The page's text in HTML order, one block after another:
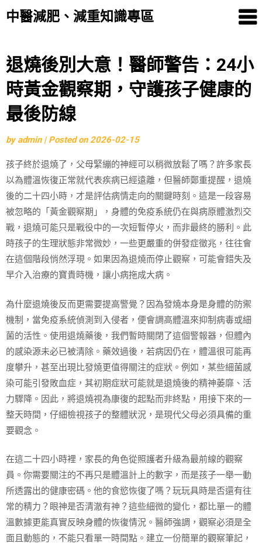
中醫減肥、減重知識專區
Skip
to
content
退燒後別大意！醫師警告：24小
時黃金觀察期，守護孩子健康的
最後防線
byadmin | Posted on2026-02-15
孩子終於退燒了，父母緊繃的神經可以稍微放鬆了嗎？許多家長
以為體溫恢復正常就代表疾病已經遠離，但醫師鄭重提醒，退燒
後的二十四小時，才是評估病情走向的關鍵時刻。這是一段容易
被忽略的「黃金觀察期」，身體的免疫系統仍在與病原體激烈交
戰，退燒可能只是戰役中的一次短暫停火，而非最終的勝利。此
時孩子的生理狀態非常微妙，一些更嚴重的併發症徵兆，往往會
在這個階段悄然浮現。如果因為退燒而停止觀察，可能會錯失及
早介入治療的寶貴時機，讓小病拖成大病。
為什麼退燒後反而更需要提高警覺？因為發燒本身是身體的防禦
機制，當免疫系統偵測到入侵者，便會調高體溫來抑制病毒或細
菌的活性。使用退燒藥後，我們暫時關閉了這個警報器，但體內
的感染源未必已被清除。藥效過後，若病因仍在，體溫很可能再
度攀升，甚至出現比發燒更值得關注的症狀。例如，某些細菌感
染可能引發敗血症，其初期症狀可能就是退燒後的精神萎靡、活
力驟降。因此，將退燒視為康復的起點而非終點，用接下來的一
整天時間，仔細檢視孩子的整體狀況，是現代父母必須具備的重
要觀念。
在這二十四小時裡，家長的角色從照護者升級為最前線的觀察
員。你需要關注的不再只是體溫計上的數字，而是孩子一舉一動
所透露出的健康密碼。他的食慾恢復了嗎？玩玩具時是否還有往
常的精力？眼神是否清澈有神？這些細微的變化，都比單一的體
溫數據更能真實反映身體的恢復情況。醫師強調，觀察必須是全
面且動態的，不能只看單一時間點。建立一份簡單的觀察筆記，